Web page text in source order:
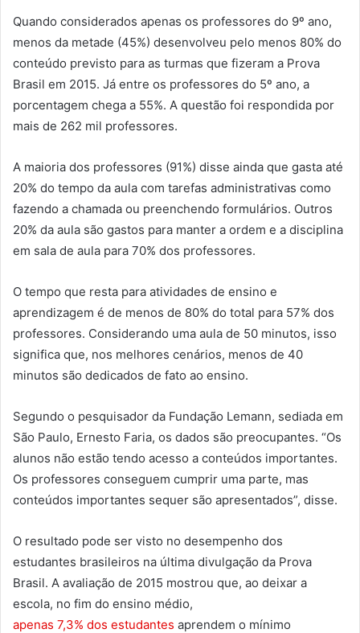
Quando considerados apenas os professores do 9º ano,
menos da metade (45%) desenvolveu pelo menos 80% do
conteúdo previsto para as turmas que fizeram a Prova
Brasil em 2015. Já entre os professores do 5º ano, a
porcentagem chega a 55%. A questão foi respondida por
mais de 262 mil professores.
A maioria dos professores (91%) disse ainda que gasta até
20% do tempo da aula com tarefas administrativas como
fazendo a chamada ou preenchendo formulários. Outros
20% da aula são gastos para manter a ordem e a disciplina
em sala de aula para 70% dos professores.
O tempo que resta para atividades de ensino e
aprendizagem é de menos de 80% do total para 57% dos
professores. Considerando uma aula de 50 minutos, isso
significa que, nos melhores cenários, menos de 40
minutos são dedicados de fato ao ensino.
Segundo o pesquisador da Fundação Lemann, sediada em
São Paulo, Ernesto Faria, os dados são preocupantes. “Os
alunos não estão tendo acesso a conteúdos importantes.
Os professores conseguem cumprir uma parte, mas
conteúdos importantes sequer são apresentados”, disse.
O resultado pode ser visto no desempenho dos
estudantes brasileiros na última divulgação da Prova
Brasil. A avaliação de 2015 mostrou que, ao deixar a
escola, no fim do ensino médio,
apenas 7,3% dos estudantes aprendem o mínimo